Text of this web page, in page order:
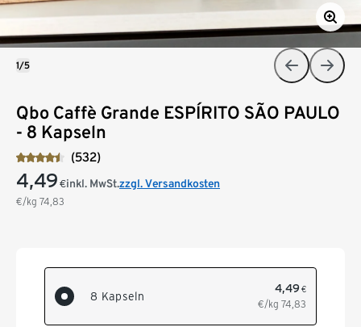
Qbo Caffè Grande ESPÍRITO SÃO PAULO
- 8 Kapseln
(532)
4,49 €
€/kg 74,83
inkl. MwSt.zzgl. Versandkosten
8 Kapseln
4,49 €
€/kg 74,83
1/5